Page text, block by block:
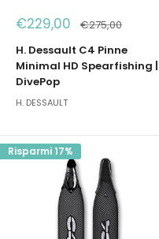
Prezzo
scontato
€229,00 Prezzo
€275,00
H. Dessault C4 Pinne
Minimal HD Spearfishing |
DivePop
H. DESSAULT
Risparmi 17%